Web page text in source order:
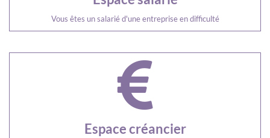
Vous êtes un salarié d'une entreprise en difficulté
Espace créancier